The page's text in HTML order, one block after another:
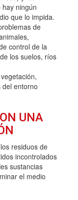
ningún
que lo impida.
de
control de la
los suelos, ríos
entorno
UNA
residuos de
incontrolados
sustancias
el medio